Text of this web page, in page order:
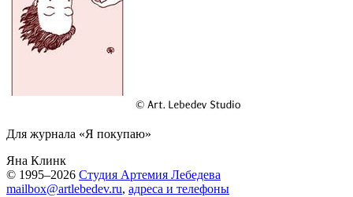
Для журнала «Я покупаю»
Яна Клинк
© 1995–2026 Студия Артемия Лебедева
mailbox@artlebedev.ru, адреса и телефоны